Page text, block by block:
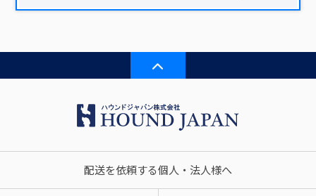
配送を依頼する個人・法人様へ